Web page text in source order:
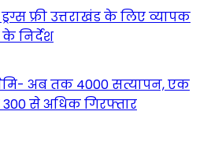
फ्री उत्तराखंड के लिए व्यापक
निर्देश
अब तक 4000 सत्यापन, एक
से अधिक गिरफ्तार